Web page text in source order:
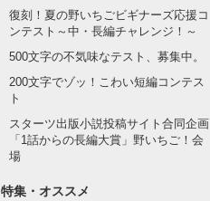
復刻！夏の野いちごビギナーズ応援コ
ンテスト～中・長編チャレンジ！～
500文字の不気味なテスト、募集中。
200文字でゾッ！こわい短編コンテス
ト
スターツ出版小説投稿サイト合同企画
「1話からの長編大賞」野いちご！会
場
特集・オススメ